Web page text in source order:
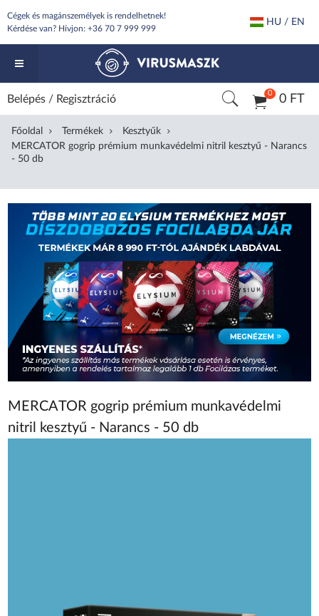
Cégek és magánszemélyek is rendelhetnek!
Kérdése van? Hívjon: +36 70 7 999 999
HU / EN
0 0 FT
Belépés / Regisztráció
Főoldal Termékek
Kesztyűk
MERCATOR gogrip prémium munkavédelmi nitril kesztyű - Narancs
- 50 db
MERCATOR gogrip prémium munkavédelmi
nitril kesztyű - Narancs - 50 db